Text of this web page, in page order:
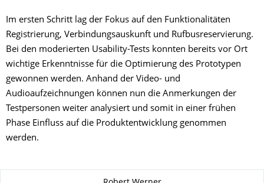
Im ersten Schritt lag der Fokus auf den Funktionalitäten
Registrierung, Verbindungsauskunft und Rufbusreservierung.
Bei den moderierten Usability-Tests konnten bereits vor Ort
wichtige Erkenntnisse für die Optimierung des Prototypen
gewonnen werden. Anhand der Video- und
Audioaufzeichnungen können nun die Anmerkungen der
Testpersonen weiter analysiert und somit in einer frühen
Phase Einfluss auf die Produktentwicklung genommen
werden.